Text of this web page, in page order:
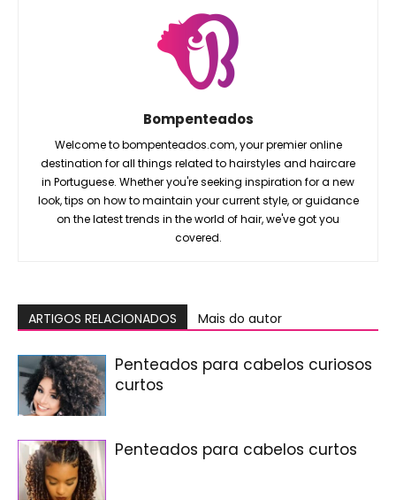
Bompenteados
Welcome to bompenteados.com, your premier online
destination for all things related to hairstyles and haircare
in Portuguese. Whether you're seeking inspiration for a new
look, tips on how to maintain your current style, or guidance
on the latest trends in the world of hair, we've got you
covered.
ARTIGOS RELACIONADOS Mais do autor
Penteados para cabelos curiosos
curtos
Penteados para cabelos curtos